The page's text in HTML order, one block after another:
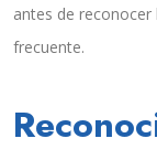
antes de
frecuente.